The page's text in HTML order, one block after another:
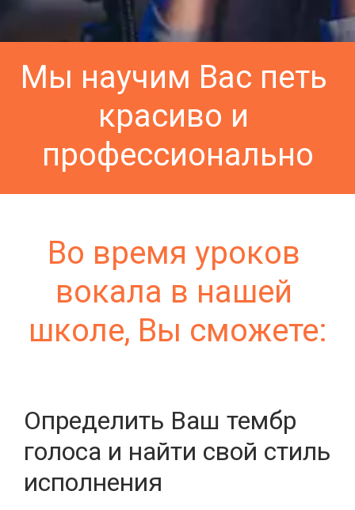
Мы научим Вас петь
красиво и
профессионально
Во время уроков
вокала в нашей
школе, Вы сможете:
Определить Ваш тембр
голоса и найти свой стиль
исполнения